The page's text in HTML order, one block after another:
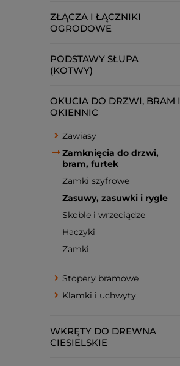
ZŁĄCZA I ŁĄCZNIKI
OGRODOWE
PODSTAWY SŁUPA
(KOTWY)
OKUCIA DO DRZWI, BRAM I
OKIENNIC
Zawiasy
Zamknięcia do drzwi,
bram, furtek
Zamki szyfrowe
Zasuwy, zasuwki i rygle
Skoble i wrzeciądze
Haczyki
Zamki
Stopery bramowe
Klamki i uchwyty
WKRĘTY DO DREWNA
CIESIELSKIE